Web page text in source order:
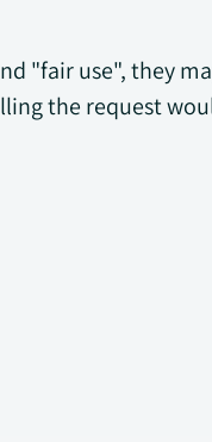
"fair use", they
the request